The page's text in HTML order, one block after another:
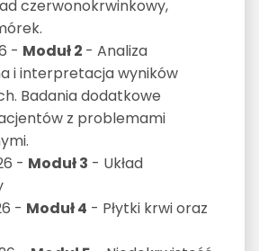
czerwonokrwinkowy,
- Moduł 2 - Analiza
i interpretacja wyników
Badania dodatkowe
z problemami
- Moduł 3 - Układ
- Moduł 4 - Płytki krwi oraz